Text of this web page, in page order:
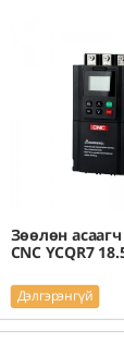
Зөөлөн
CNC YCQR7
Дэлгэрэнгүй